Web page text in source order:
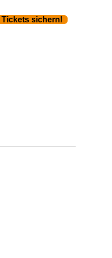
Tickets sichern!